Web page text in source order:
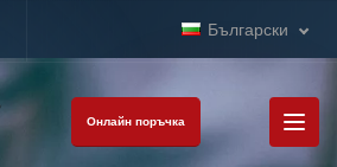
Български
Онлайн поръчка